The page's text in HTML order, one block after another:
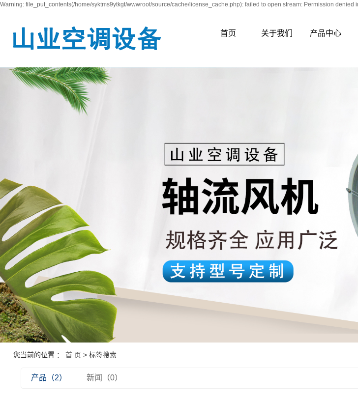
Warning: file_put_contents(/home/syktms9ytkgt/wwwroot/source/cache/license_cache.php): failed to open stream: Permission
首页 关于我们 产品中心
您当前的位置 ： 首 页 > 标签搜索
产品（2） 新闻（0）